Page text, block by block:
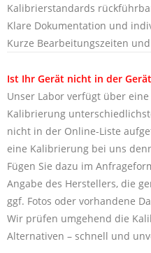
Kalibrierstandards
Klare Dokumentation und
Kurze Bearbeitungszeiten
Ist Ihr Gerät nicht in der
Unser Labor verfügt über
Kalibrierung
nicht in der Online-Liste
eine Kalibrierung bei uns
Fügen Sie dazu im
Angabe des Herstellers, die
ggf. Fotos oder vorhandene
Wir prüfen umgehend die
Alternativen – schnell und